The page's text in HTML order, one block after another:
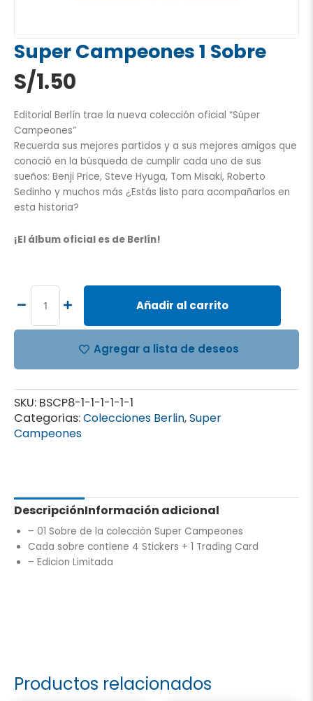
Super Campeones 1 Sobre
S/1.50
Editorial Berlín trae la nueva colección oficial “Súper
Campeones”
Recuerda sus mejores partidos y a sus mejores amigos que
conoció en la búsqueda de cumplir cada uno de sus
sueños: Benji Price, Steve Hyuga, Tom Misaki, Roberto
Sedinho y muchos más ¿Estás listo para acompañarlos en
esta historia?
¡El álbum oficial es de Berlín!
Campeones
1
cantidad
Añadir al carrito
Agregar a lista de deseos
SKU: BSCP8-1-1-1-1-1-1
Categorias:Colecciones Berlin,Super
Campeones
DescripciónInformación adicional
– 01 Sobre de la colección Super Campeones
Cada sobre contiene 4 Stickers + 1 Trading Card
– Edicion Limitada
Productos relacionados